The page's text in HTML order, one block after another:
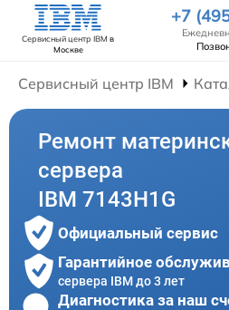
Сервисный центр IBM в
Москве
+7
Сервисный центр IBM
Ремонт
сервера
IBM 7143H1G
Официальный сервис
Гарантийное
сервера IBM до 3 лет
Диагностика за наш